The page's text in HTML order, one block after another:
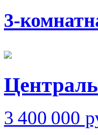
3-
3 400 000